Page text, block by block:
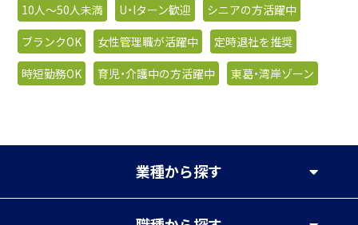
10人〜50人未満
U・Iターン歓迎
シニアの方活躍中
ブランクOK
女性管理職が活躍中
定時退社を推奨
時短勤務OK
育児・介護中の方活躍中 東葛・湾岸ゾーン
業種から探す